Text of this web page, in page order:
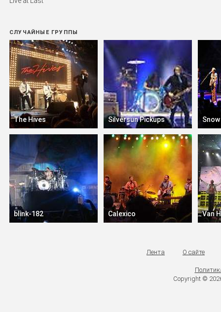
СЛУЧАЙНЫЕ ГРУППЫ
The Hives Silversun Pickups
blink-182 Calexico Van
Лента О сайте
Copyright ©